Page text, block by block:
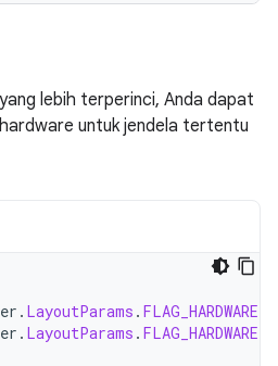
lebih terperinci, Anda dapat
untuk jendela tertentu
. LayoutParams .
. LayoutParams .